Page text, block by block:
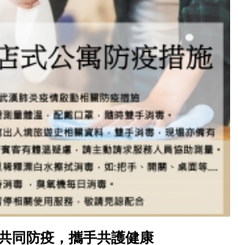
同防疫，攜手共護健康